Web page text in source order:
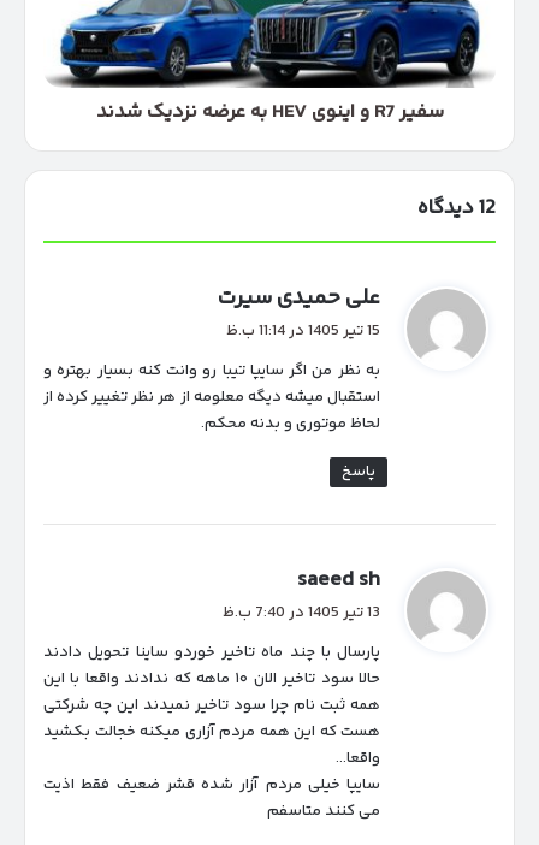
عرضه
نزدیک
شدند
سفیر R7 و اینوی HEV به عرضه نزدیک شدند
12 دیدگاه
علی حمیدی سیرت
:
15 تیر 1405 در 11:14 ب.ظ
به نظر من اگر سایپا تیبا رو وانت کنه بسیار بهتره و
استقبال میشه دیگه معلومه از هر نظر تغییر کرده از
لحاظ موتوری و بدنه محکم.
پاسخ
saeed sh
ت
:
13 تیر 1405 در 7:40 ب.ظ
پارسال با چند ماه تاخیر خوردو ساینا تحویل دادند
حالا سود تاخیر الان ۱۰ ماهه که ندادند واقعا با این
همه ثبت نام چرا سود تاخیر نمیدند این چه شرکتی
هست که این همه مردم آزاری میکنه خجالت بکشید
واقعا…
سایپا خیلی مردم آزار شده قشر ضعیف فقط اذیت
می کنند متاسفم